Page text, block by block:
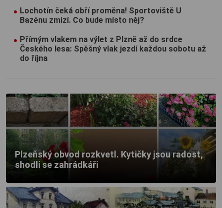
Lochotín čeká obří proměna! Sportoviště U
Bazénu zmizí. Co bude místo něj?
Přímým vlakem na výlet z Plzně až do srdce
Českého lesa: Spěšný vlak jezdí každou sobotu až
do října
Plzeňský obvod rozkvetl. Kytičky jsou radost,
shodli se zahrádkáři